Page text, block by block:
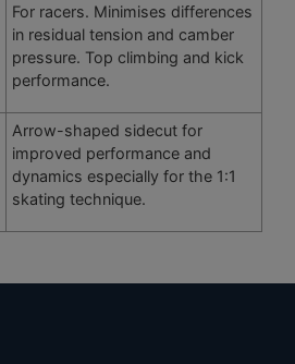
For racers. Minimises differences
in residual tension and camber
pressure. Top climbing and kick
performance.
Arrow-shaped sidecut for
improved performance and
dynamics especially for the 1:1
skating technique.